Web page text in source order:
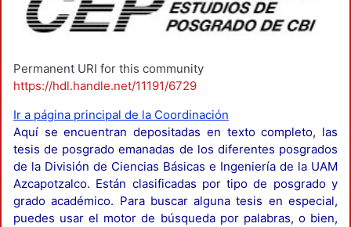
Permanent URI for this community
https://hdl.handle.net/11191/6729
Ir a página principal de la Coordinación
Aquí se encuentran depositadas en texto completo, las
tesis de posgrado emanadas de los diferentes posgrados
de la División de Ciencias Básicas e Ingeniería de la UAM
Azcapotzalco. Están clasificadas por tipo de posgrado y
grado académico. Para buscar alguna tesis en especial,
puedes usar el motor de búsqueda por palabras, o bien,